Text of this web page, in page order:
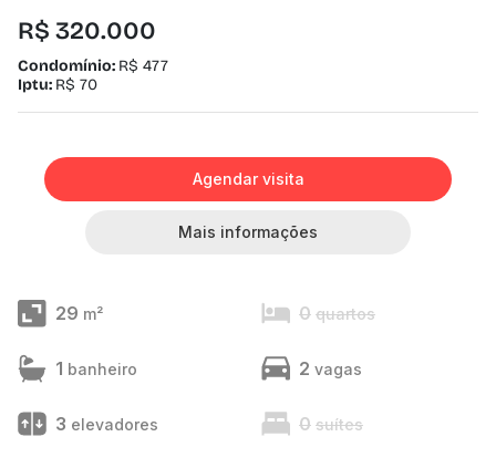
R$ 320.000
Condomínio: R$ 477
Iptu: R$ 70
Agendar visita
Mais informações
29 m² 0 quartos
1 banheiro 2 vagas
3 elevadores 0 suítes